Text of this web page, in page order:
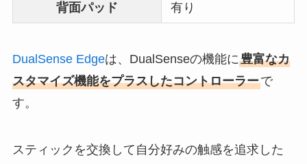
背面パッド 有り
DualSense Edgeは、DualSenseの機能に豊富なカ
スタマイズ機能をプラスしたコントローラーで
す。
スティックを交換して自分好みの触感を追求した